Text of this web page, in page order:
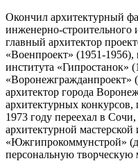
Окончил архитектурный
инженерно-строительного
главный архитектор
«Военпроект» (1951-
института «Гипростанок»
«Воронежгражданпроект»
архитектор города
архитектурных
1973 году переехал в
архитектурной мастерской
«Южгипрокоммунстрой»
персональную творческую